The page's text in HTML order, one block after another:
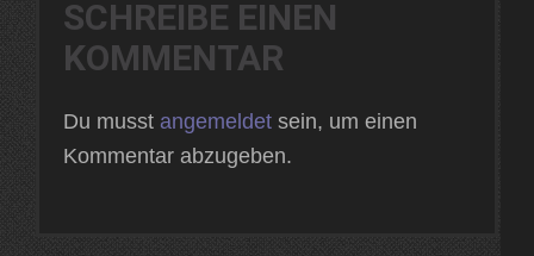
SCHREIBE EINEN
KOMMENTAR
Du musst angemeldet sein, um einen
Kommentar abzugeben.